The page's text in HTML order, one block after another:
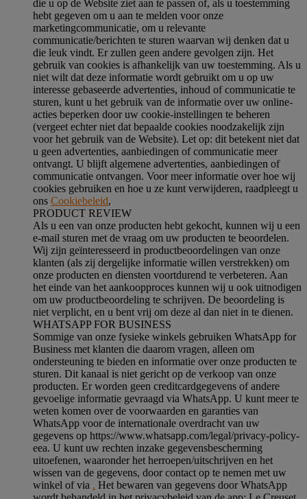
die u op de Website ziet aan te passen of, als u toestemming
hebt gegeven om u aan te melden voor onze
marketingcommunicatie, om u relevante
communicatie/berichten te sturen waarvan wij denken dat u
die leuk vindt. Er zullen geen andere gevolgen zijn. Het
gebruik van cookies is afhankelijk van uw toestemming. Als u
niet wilt dat deze informatie wordt gebruikt om u op uw
interesse gebaseerde advertenties, inhoud of communicatie te
sturen, kunt u het gebruik van de informatie over uw online-
acties beperken door uw cookie-instellingen te beheren
(vergeet echter niet dat bepaalde cookies noodzakelijk zijn
voor het gebruik van de Website). Let op: dit betekent niet dat
u geen advertenties, aanbiedingen of communicatie meer
ontvangt. U blijft algemene advertenties, aanbiedingen of
communicatie ontvangen. Voor meer informatie over hoe wij
cookies gebruiken en hoe u ze kunt verwijderen, raadpleegt u
ons Cookiebeleid,
PRODUCT REVIEW
Als u een van onze producten hebt gekocht, kunnen wij u een
e-mail sturen met de vraag om uw producten te beoordelen.
Wij zijn geïnteresseerd in productbeoordelingen van onze
klanten (als zij dergelijke informatie willen verstrekken) om
onze producten en diensten voortdurend te verbeteren. Aan
het einde van het aankoopproces kunnen wij u ook uitnodigen
om uw productbeoordeling te schrijven. De beoordeling is
niet verplicht, en u bent vrij om deze al dan niet in te dienen.
WHATSAPP FOR BUSINESS
Sommige van onze fysieke winkels gebruiken WhatsApp for
Business met klanten die daarom vragen, alleen om
ondersteuning te bieden en informatie over onze producten te
sturen. Dit kanaal is niet gericht op de verkoop van onze
producten. Er worden geen creditcardgegevens of andere
gevoelige informatie gevraagd via WhatsApp. U kunt meer te
weten komen over de voorwaarden en garanties van
WhatsApp voor de internationale overdracht van uw
gegevens op https://www.whatsapp.com/legal/privacy-policy-
eea. U kunt uw rechten inzake gegevensbescherming
uitoefenen, waaronder het herroepen/uitschrijven en het
wissen van de gegevens, door contact op te nemen met uw
winkel of via . Het bewaren van gegevens door WhatsApp